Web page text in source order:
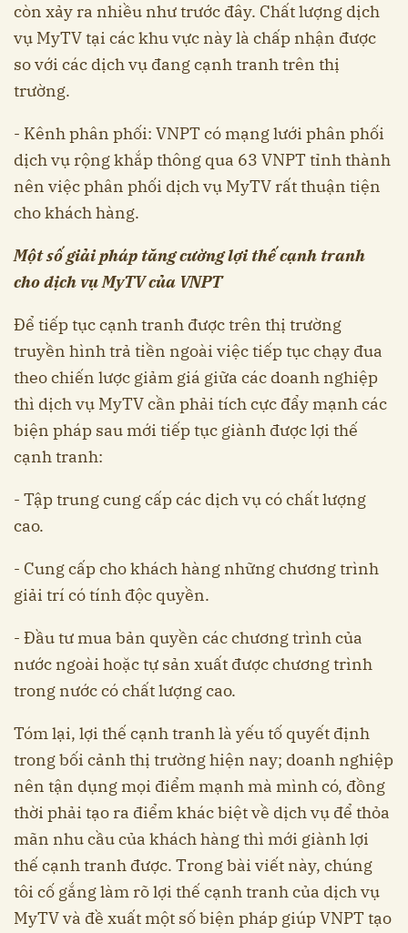
còn xảy ra nhiều như trước đây. Chất lượng dịch
vụ MyTV tại các khu vực này là chấp nhận được
so với các dịch vụ đang cạnh tranh trên thị
trường.
- Kênh phân phối: VNPT có mạng lưới phân phối
dịch vụ rộng khắp thông qua 63 VNPT tỉnh thành
nên việc phân phối dịch vụ MyTV rất thuận tiện
cho khách hàng.
Một số giải pháp tăng cường lợi thế cạnh tranh
cho dịch vụ MyTV của VNPT
Để tiếp tục cạnh tranh được trên thị trường
truyền hình trả tiền ngoài việc tiếp tục chạy đua
theo chiến lược giảm giá giữa các doanh nghiệp
thì dịch vụ MyTV cần phải tích cực đẩy mạnh các
biện pháp sau mới tiếp tục giành được lợi thế
cạnh tranh:
- Tập trung cung cấp các dịch vụ có chất lượng
cao.
- Cung cấp cho khách hàng những chương trình
giải trí có tính độc quyền.
- Đầu tư mua bản quyền các chương trình của
nước ngoài hoặc tự sản xuất được chương trình
trong nước có chất lượng cao.
Tóm lại, lợi thế cạnh tranh là yếu tố quyết định
trong bối cảnh thị trường hiện nay; doanh nghiệp
nên tận dụng mọi điểm mạnh mà mình có, đồng
thời phải tạo ra điểm khác biệt về dịch vụ để thỏa
mãn nhu cầu của khách hàng thì mới giành lợi
thế cạnh tranh được. Trong bài viết này, chúng
tôi cố gắng làm rõ lợi thế cạnh tranh của dịch vụ
MyTV và đề xuất một số biện pháp giúp VNPT tạo